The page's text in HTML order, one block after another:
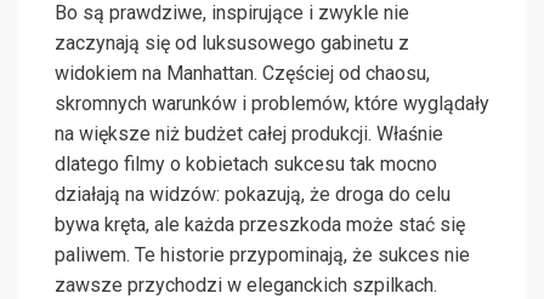
Bo są prawdziwe, inspirujące i zwykle nie
zaczynają się od luksusowego gabinetu z
widokiem na Manhattan. Częściej od chaosu,
skromnych warunków i problemów, które wyglądały
na większe niż budżet całej produkcji. Właśnie
dlatego filmy o kobietach sukcesu tak mocno
działają na widzów: pokazują, że droga do celu
bywa kręta, ale każda przeszkoda może stać się
paliwem. Te historie przypominają, że sukces nie
zawsze przychodzi w eleganckich szpilkach.